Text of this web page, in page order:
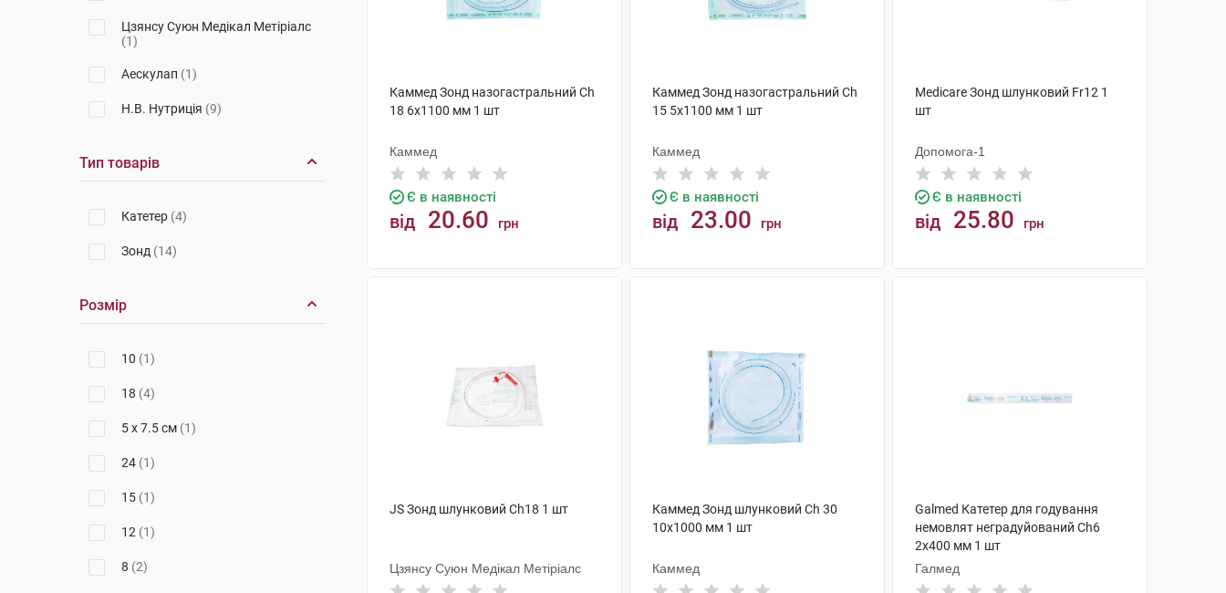
Цзянсу Суюн Медікал Метіріалс
(1)
Аескулап (1)
Н.В. Нутриція (9)
Тип товарів
Катетер (4)
Зонд (14)
Розмір
10 (1)
18 (4)
5 x 7.5 см (1)
24 (1)
15 (1)
12 (1)
8 (2)
Каммед Зонд назогастральний Ch
18 6х1100 мм 1 шт
Каммед
Є в наявності
від 20.60 грн
Каммед Зонд назогастральний Ch
15 5х1100 мм 1 шт
Каммед
Є в наявності
від 23.00 грн
Medicare Зонд шлунковий Fr12 1
шт
Допомога-1
Є в наявності
від 25.80 грн
JS Зонд шлунковий Ch18 1 шт
Цзянсу Суюн Медікал Метіріалс
Каммед Зонд шлунковий Ch 30
10х1000 мм 1 шт
Каммед
Galmed Катетер для годування
немовлят неградуйований Ch6
2x400 мм 1 шт
Галмед